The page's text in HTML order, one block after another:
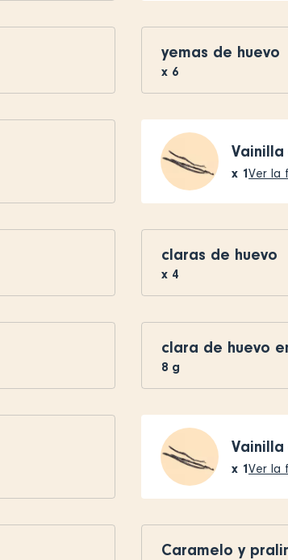
yemas de huevo
x 6
x 1Ver la
claras de huevo
x 4
clara de huevo
8 g
x 1Ver la
Caramelo y